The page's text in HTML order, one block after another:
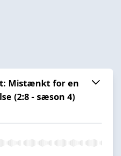
Mistænkt for en
(2:8 - sæson 4)